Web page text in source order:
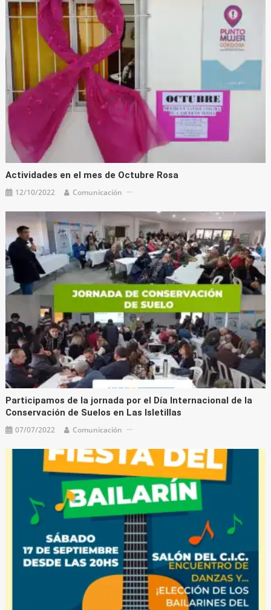
Actividades en el mes de Octubre Rosa
12/10/2022 Comunicación
Participamos de la jornada por el Día Internacional de la
Conservación de Suelos en Las Isletillas
07/07/2022 Comunicación